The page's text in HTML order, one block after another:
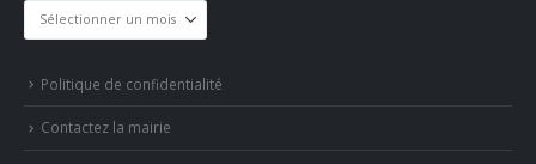
Archives
des
Politique de confidentialité
Contactez la mairie